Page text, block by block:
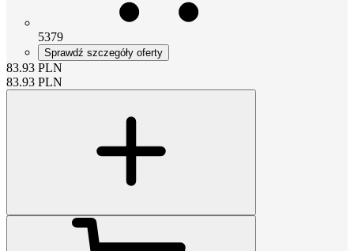
5379
Sprawdź szczegóły oferty
83.93 PLN
83.93 PLN